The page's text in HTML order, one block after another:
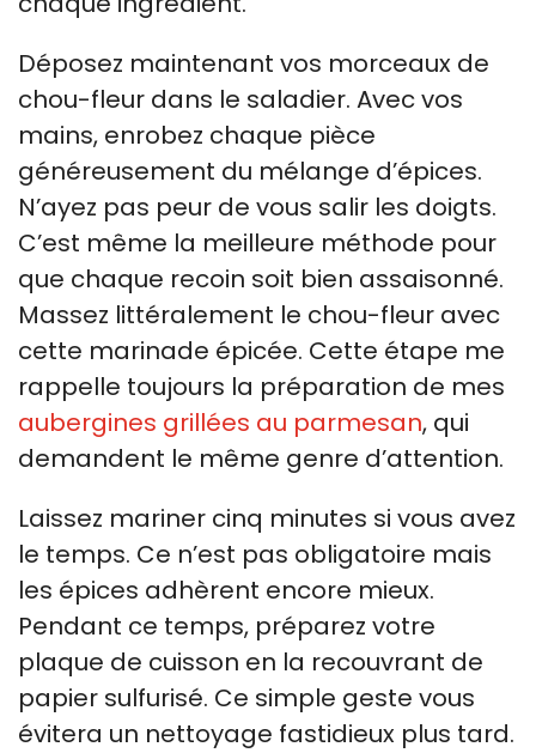
Déposez maintenant vos morceaux de
chou-fleur dans le saladier. Avec vos
mains, enrobez chaque pièce
généreusement du mélange d’épices.
N’ayez pas peur de vous salir les doigts.
C’est même la meilleure méthode pour
que chaque recoin soit bien assaisonné.
Massez littéralement le chou-fleur avec
cette marinade épicée. Cette étape me
rappelle toujours la préparation de mes
aubergines grillées au parmesan, qui
demandent le même genre d’attention.
Laissez mariner cinq minutes si vous avez
le temps. Ce n’est pas obligatoire mais
les épices adhèrent encore mieux.
Pendant ce temps, préparez votre
plaque de cuisson en la recouvrant de
papier sulfurisé. Ce simple geste vous
évitera un nettoyage fastidieux plus tard.